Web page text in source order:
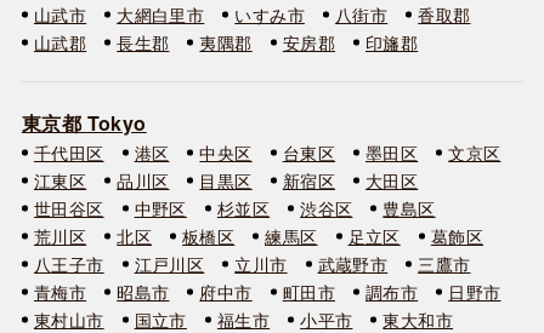
山武市
大網白里市 いすみ市 八街市
香取郡
山武郡
長生郡 夷隅郡 安房郡 印旛郡
東京都 Tokyo
千代田区 港区 中央区 台東区 墨田区
文京区
江東区
品川区 目黒区 新宿区
大田区
世田谷区
中野区 杉並区 渋谷区
豊島区
荒川区
北区 板橋区 練馬区 足立区
葛飾区
八王子市
江戸川区 立川市 武蔵野市
三鷹市
青梅市
昭島市 府中市 町田市 調布市
日野市
東村山市
国立市 福生市 小平市
東大和市